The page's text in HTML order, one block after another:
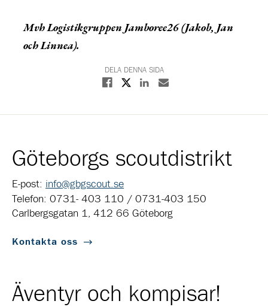
Mvh Logistikgruppen Jamboree26 (Jakob, Jan
och Linnea).
DELA DENNA SIDA
Dela på Facebook
Dela på XDela på Linkedin
Dela med E-post
Göteborgs scoutdistrikt
E-post: info@gbgscout.se
Telefon: 0731- 403 110 / 0731-403 150
Carlbergsgatan 1, 412 66 Göteborg
Kontakta oss
Äventyr och kompisar!